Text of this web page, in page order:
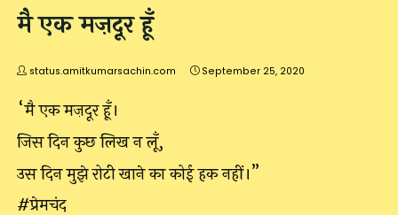
मै एक मज़दूर हूँ
status.amitkumarsachin.com September 25, 2020
“मै एक मज़दूर हूँ।
जिस दिन कुछ लिख न लूँ,
उस दिन मुझे रोटी खाने का कोई हक नहीं।”
#प्रेमचंद